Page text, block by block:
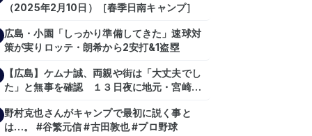
（2025年2月10日）［春季日南キャンプ］
広島・小園「しっかり準備してきた」速球対
策が実りロッテ・朗希から2安打&1盗塁
【広島】ケムナ誠、両親や街は「大丈夫でし
た」と無事を確認 １３日夜に地元・宮崎県
野村克也さんがキャンプで最初に説く事と
は…。 #谷繁元信 #古田敦也 #プロ野球